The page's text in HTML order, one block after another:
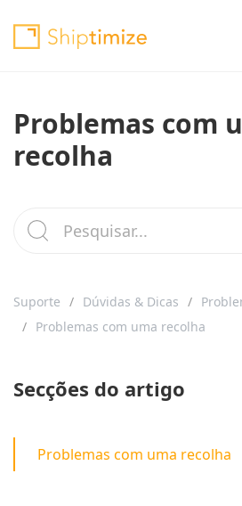
Problemas com
recolha
Suporte Dúvidas & Dicas
Problemas com uma recolha
Secções do artigo
Problemas com uma recolha